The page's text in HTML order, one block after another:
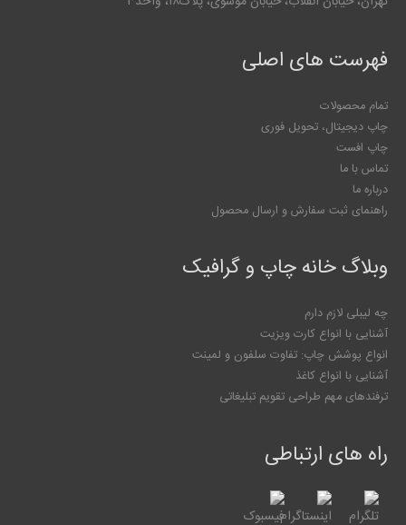
فهرست های اصلی
تمام محصولات
چاپ دیجیتال، تحویل فوری
چاپ افست
تماس با ما
درباره ما
راهنمای ثبت سفارش و ارسال محصول
وبلاگ خانه چاپ و گرافیک
چه لیبلی لازم دارم
آشنایی با انواع کارت ویزیت
انواع پوشش چاپ: تفاوت سلفون و لمینت
آشنایی با انواع کاغذ
ترفندهای مهم طراحی تقویم تبلیغاتی
راه های ارتباطی